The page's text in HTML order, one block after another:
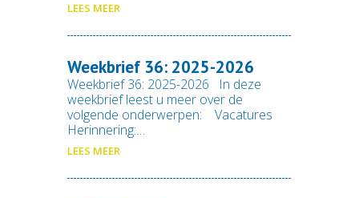
LEES MEER
Weekbrief 36: 2025-2026
Weekbrief 36: 2025-2026 In deze
weekbrief leest u meer over de
volgende onderwerpen: Vacatures
Herinnering:…
LEES MEER